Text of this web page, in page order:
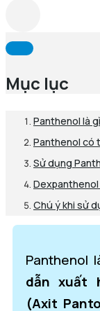
Mục lục
Panthenol là
Panthenol có
Sử dụng
Dexpanthenol
Chú ý khi sử
Panthenol
dẫn xuất
(Axit